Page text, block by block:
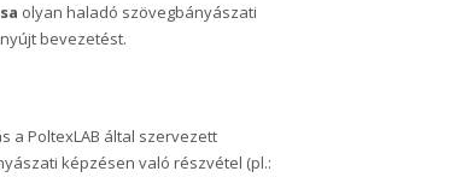
olyan haladó szövegbányászati
bevezetést.
a PoltexLAB által szervezett
képzésen való részvétel (pl.: